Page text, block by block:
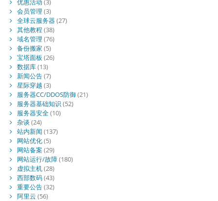
优惠活动 (3)
会员管理 (3)
全球云服务器 (27)
其他教程 (38)
域名管理 (76)
备份搬家 (5)
宝塔面板 (26)
数据库(13)
新闻公告(7)
星际穿越 (3)
服务器CC/DDOS防御(21)
服务器基础知识 (52)
服务器安全(10)
杂谈 (24)
站内新闻 (137)
网站优化(5)
网站备案 (29)
网站运行/故障(180)
虚拟主机(28)
西部数码(43)
重要公告(32)
阿里云 (56)